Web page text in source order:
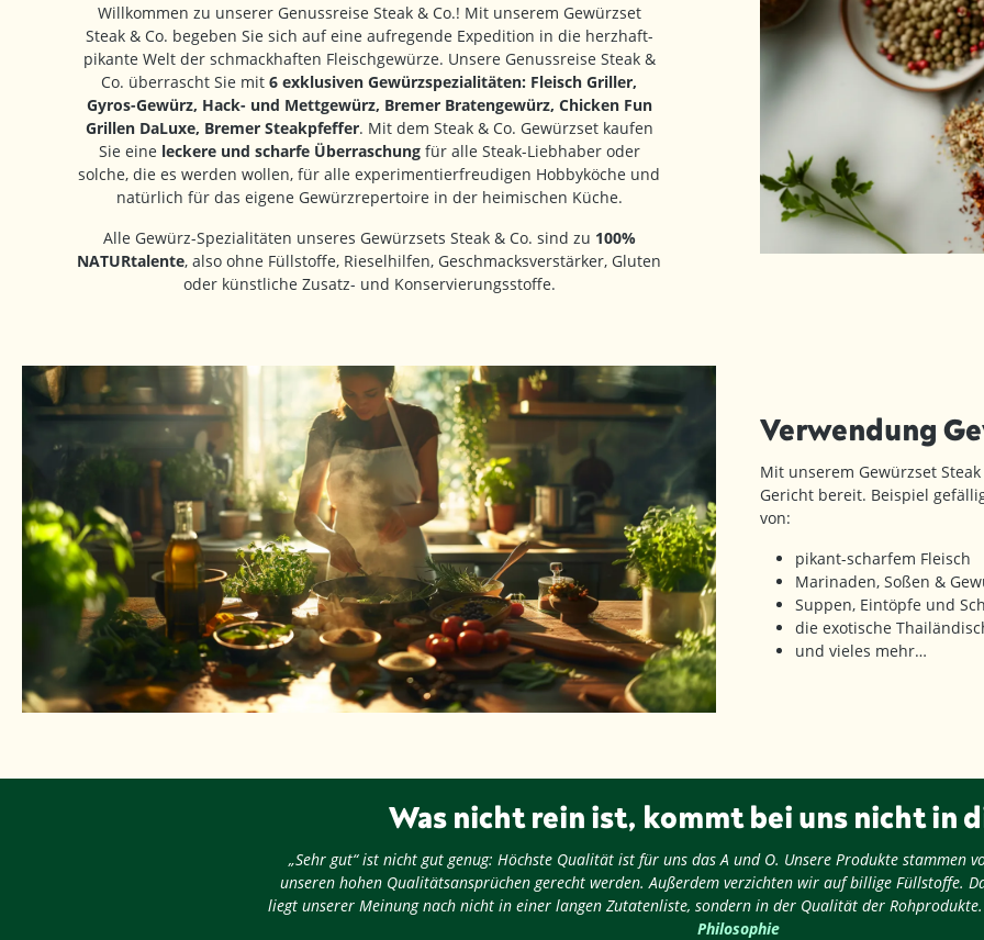
Willkommen zu unserer Genussreise Steak & Co.! Mit unserem Gewürzset
Steak & Co. begeben Sie sich auf eine aufregende Expedition in die herzhaft-
pikante Welt der schmackhaften Fleischgewürze. Unsere Genussreise Steak &
Co. überrascht Sie mit 6 exklusiven Gewürzspezialitäten: Fleisch Griller,
Gyros-Gewürz, Hack- und Mettgewürz, Bremer Bratengewürz, Chicken Fun
Grillen DaLuxe, Bremer Steakpfeffer. Mit dem Steak & Co. Gewürzset kaufen
Sie eine leckere und scharfe Überraschungfür alle Steak-Liebhaber oder
solche, die es werden wollen, für alle experimentierfreudigen Hobbyköche und
natürlich für das eigene Gewürzrepertoire in der heimischen Küche.
Alle Gewürz-Spezialitäten unseres Gewürzsets Steak & Co. sind zu 100%
NATURtalente, also ohne Füllstoffe, Rieselhilfen, Geschmacksverstärker, Gluten
oder künstliche Zusatz- und Konservierungsstoffe.
Verwendung
Mit unserem Gewürzset
Gericht bereit. Beispiel
von:
pikant-scharfem Fleisch
Marinaden, Soßen &
Suppen, Eintöpfe und
die exotische
und vieles mehr…
Was nicht rein ist, kommt bei uns nicht in
„Sehr gut“ ist nicht gut genug: Höchste Qualität ist für uns das A und O. Unsere Produkte stammen
unseren hohen Qualitätsansprüchen gerecht werden. Außerdem verzichten wir auf billige Füllstoffe.
liegt unserer Meinung nach nicht in einer langen Zutatenliste, sondern in der Qualität der Rohprodukte.
Philosophie